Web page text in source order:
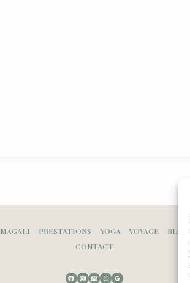
MAGALI PRESTATIONS YOGA VOYAGE
BLOG
CONTACT